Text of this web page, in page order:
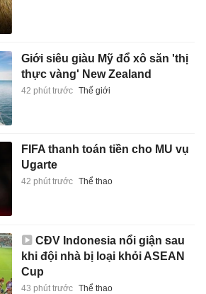
Giới siêu giàu Mỹ đổ xô săn 'thị
thực vàng' New Zealand
42 phút trước Thế giới
FIFA thanh toán tiền cho MU vụ
Ugarte
42 phút trước Thể thao
CĐV Indonesia nổi giận sau
khi đội nhà bị loại khỏi ASEAN
Cup
43 phút trước Thể thao